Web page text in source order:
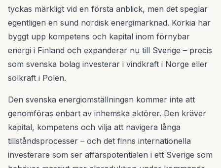
tyckas märkligt vid en första anblick, men det speglar
egentligen en sund nordisk energimarknad. Korkia har
byggt upp kompetens och kapital inom förnybar
energi i Finland och expanderar nu till Sverige – precis
som svenska bolag investerar i vindkraft i Norge eller
solkraft i Polen.
Den svenska energiomställningen kommer inte att
genomföras enbart av inhemska aktörer. Den kräver
kapital, kompetens och vilja att navigera långa
tillståndsprocesser – och det finns internationella
investerare som ser affärspotentialen i ett Sverige som